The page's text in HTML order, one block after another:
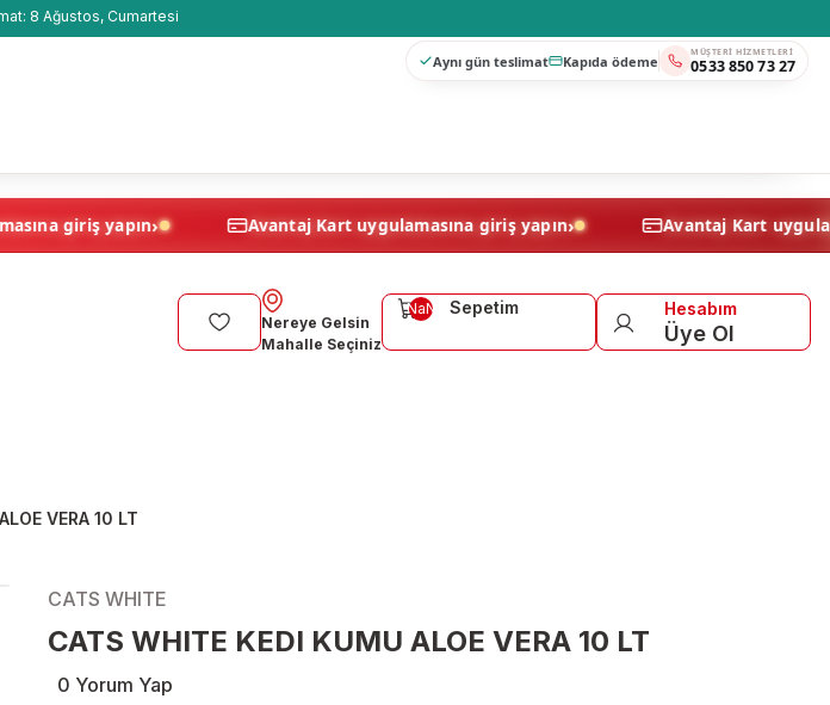
8 Ağustos, Cumartesi
Aynı gün teslimat Kapıda ödeme MÜŞTERI HIZMETLERI
0533 850 73 27
giriş yapın Avantaj Kart uygulamasına giriş yapın Avantaj
Nereye Gelsin
Mahalle Seçiniz
Sepetim
NaN Hesabım
Üye Ol
VERA 10 LT
CATS WHITE
CATS WHITE KEDI KUMU ALOE VERA 10 LT
0 Yorum Yap